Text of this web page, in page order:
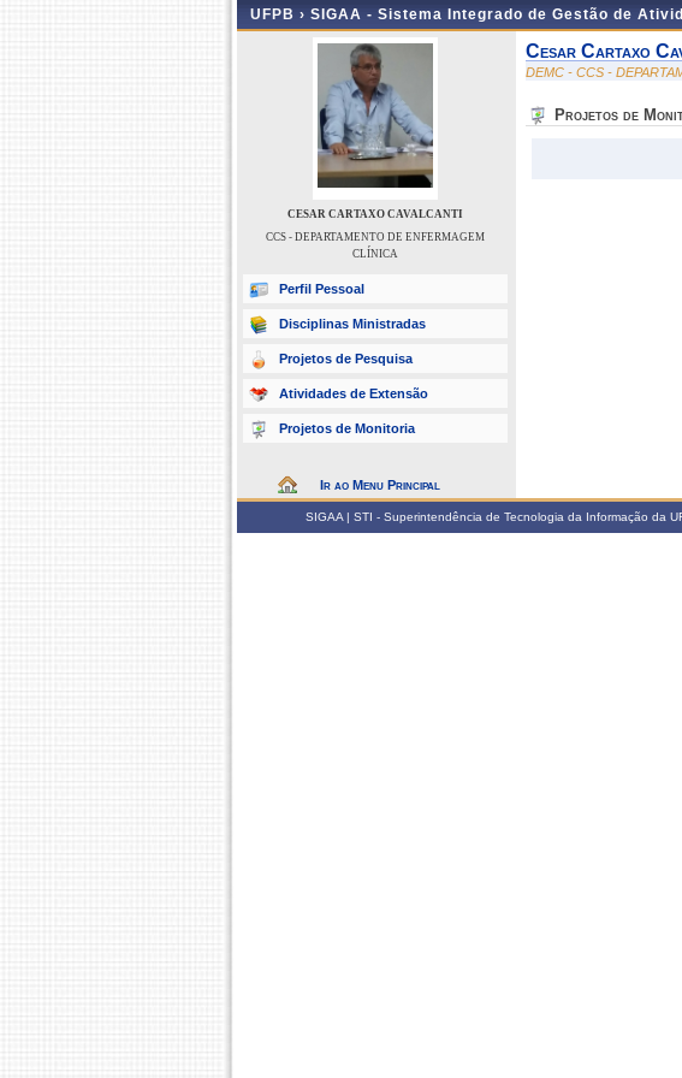
UFPB › SIGAA - Sistema Integrado de Gestão de
CESAR CARTAXO CAVALCANTI
CCS - DEPARTAMENTO DE ENFERMAGEM
CLÍNICA
Perfil Pessoal
Disciplinas Ministradas
Projetos de Pesquisa
Atividades de Extensão
Projetos de Monitoria
Ir ao Menu Principal
Cesar Cartaxo
DEMC - CCS -
Projetos de
SIGAA | STI - Superintendência de Tecnologia da Informação da